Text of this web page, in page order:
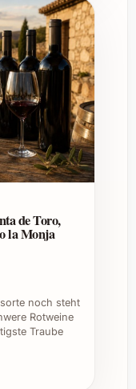
repräsentiert
2019 jetzt und
seiner
überzeugt.
besondere
zu machen.
de Toro,
la Monja
noch steht
Rotweine
Traube